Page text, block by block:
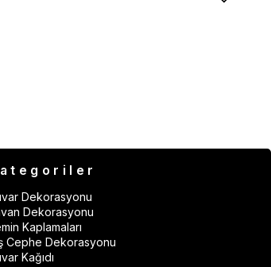
Dekorasyonu
Dekorasyonu
Kaplamaları
Cephe Dekorasyonu
Kağıdı